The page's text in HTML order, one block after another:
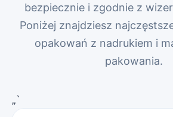
bezpiecznie i zgodnie z
Poniżej znajdziesz
opakowań z nadrukiem i
pakowania.
„`